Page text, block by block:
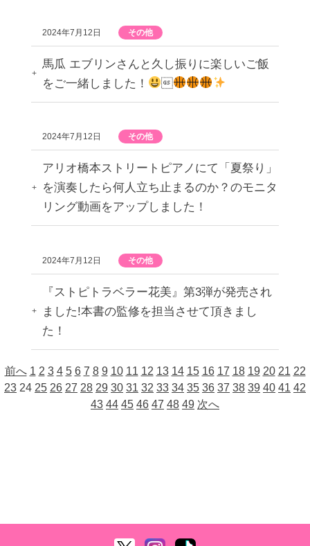
2024年7月12日 その他
馬瓜 エブリンさんと久し振りに楽しいご飯
をご一緒しました！
2024年7月12日 その他
アリオ橋本ストリートピアノにて「夏祭り」
を演奏したら何人立ち止まるのか？のモニタ
リング動画をアップしました！
2024年7月12日 その他
『ストピトラベラー花美』第3弾が発売され
ました!本書の監修を担当させて頂きまし
た！
前へ 1 2 3 4 5 6 7 8 9 10 11 12 13 14 15 16 17 18 19 20 21 22
23 24 25 26 27 28 29 30 31 32 33 34 35 36 37 38 39 40 41 42
43 44 45 46 47 48 49 次へ